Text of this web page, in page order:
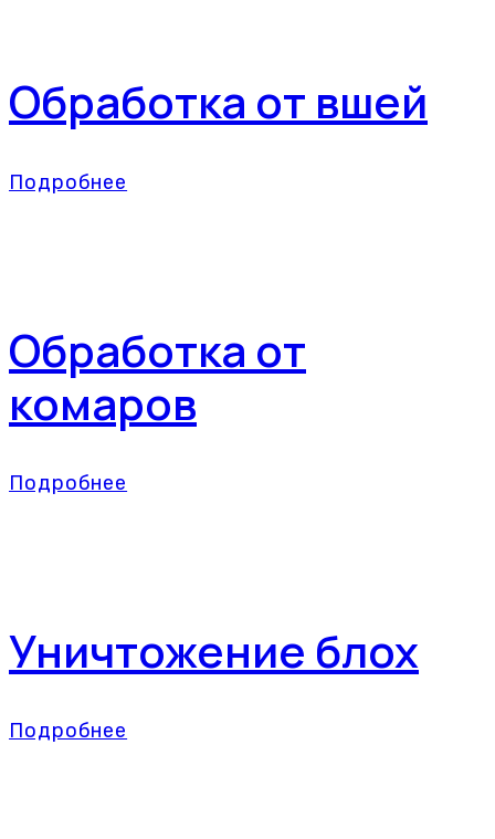
Обработка от вшей
Подробнее
Обработка от
комаров
Подробнее
Уничтожение блох
Подробнее